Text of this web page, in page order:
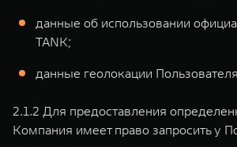
данные об использовании
TANK;
данные геолокации
2.1.2 Для предоставления
Компания имеет право запросить у